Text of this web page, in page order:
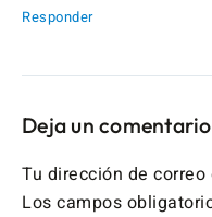
Responder
Deja un comentario
Tu dirección de
Los campos